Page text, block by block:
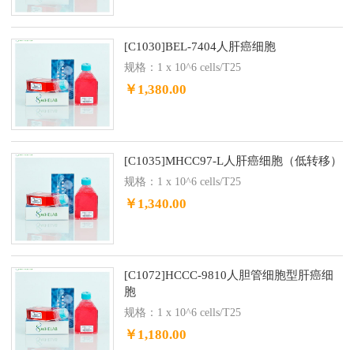
[C1030]BEL-7404人肝癌细胞
规格：1 x 10^6 cells/T25
￥1,380.00
[C1035]MHCC97-L人肝癌细胞（低转移）
规格：1 x 10^6 cells/T25
￥1,340.00
[C1072]HCCC-9810人胆管细胞型肝癌细
胞
规格：1 x 10^6 cells/T25
￥1,180.00